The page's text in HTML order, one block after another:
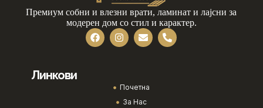
Премиум собни и влезни врати, ламинат и лајсни за
модерен дом со стил и карактер.
Линкови
Почетна
За Нас